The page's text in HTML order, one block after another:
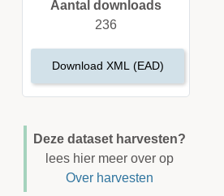
Aantal downloads
236
Download XML (EAD)
Deze dataset harvesten?
lees hier meer over op
Over harvesten